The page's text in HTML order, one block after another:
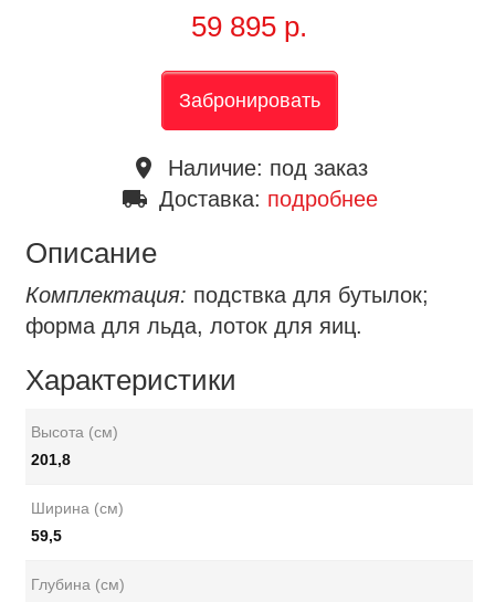
59 895 р.
Забронировать
place Наличие: под заказ
local_shipping Доставка: подробнее
Описание
Комплектация: подствка для бутылок;
форма для льда, лоток для яиц.
Характеристики
Высота (см)
201,8
Ширина (см)
59,5
Глубина (см)